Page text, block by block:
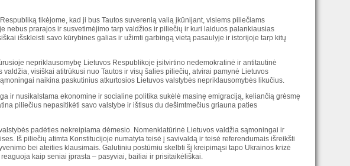
tikėjome, kad ji bus Tautos suverenią valią įkūnijant, visiems piliečiams
nebus prarajos ir susvetimėjimo tarp valdžios ir piliečių ir kuri laiduos palankiausias
išskleisti savo kūrybines galias ir užimti garbingą vietą pasaulyje ir istorijoje tarp kitų
nepriklausomybę Lietuvos Respublikoje įsitvirtino nedemokratinė ir antitautinė
visiškai atitrūkusi nuo Tautos ir visų šalies piliečių, atvirai pamynė Lietuvos
naikina paskutinius atkurtosios Lietuvos valstybės nepriklausomybės likučius.
ir nusikalstama ekonomine ir socialine politika sukėlė masinę emigraciją, keliančią grėsmę
piliečius nepasitikėti savo valstybe ir ištisus du dešimtmečius griauna paties
padėties nekreipiama dėmesio. Nomenklatūrinė Lietuvos valdžia sąmoningai ir
Iš piliečių atimta Konstitucijoje numatyta teisė į savivaldą ir teisė referendumais išreikšti
bei ateities klausimais. Galutiniu postūmiu skelbti šį kreipimąsi tapo Ukrainos krizė
kaip seniai įprasta – pasyviai, bailiai ir prisitaikėliškai.